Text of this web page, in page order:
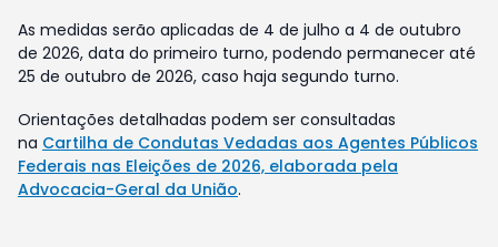
As medidas serão aplicadas de 4 de julho a 4 de outubro
de 2026, data do primeiro turno, podendo permanecer até
25 de outubro de 2026, caso haja segundo turno.
Orientações detalhadas podem ser consultadas
na Cartilha de Condutas Vedadas aos Agentes Públicos
Federais nas Eleições de 2026, elaborada pela
Advocacia-Geral da União.